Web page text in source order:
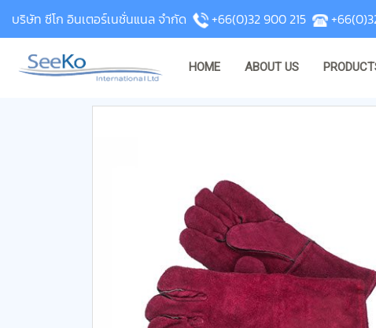
บริษัท ซีโก อินเตอร์เนชั่นแนล จำกัด +66(0)32 900 215
HOME ABOUT US